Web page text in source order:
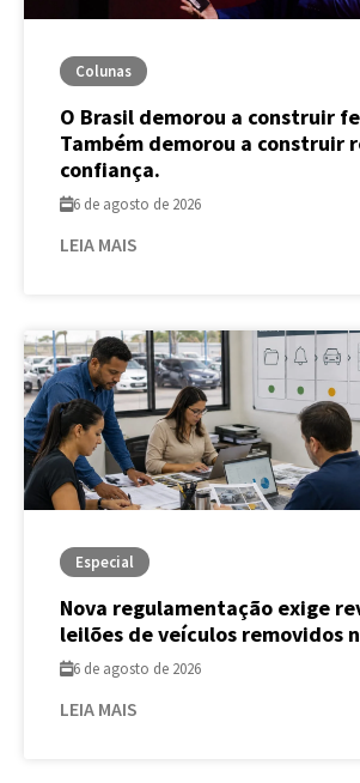
Colunas
O Brasil demorou a construir
Também demorou a construir
confiança.
6 de agosto de 2026
LEIA MAIS
Especial
Nova regulamentação exige
leilões de veículos removidos
6 de agosto de 2026
LEIA MAIS